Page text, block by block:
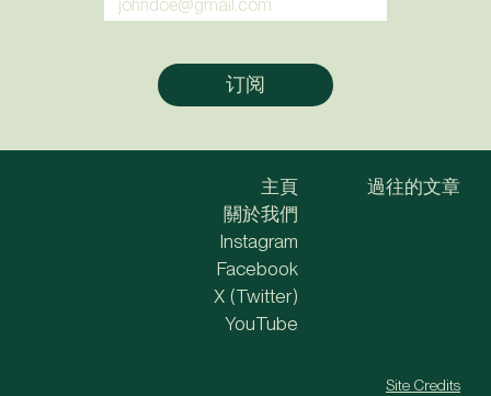
主頁
關於我們
過往的文章
Instagram
Facebook
X (Twitter)
YouTube
Site Credits